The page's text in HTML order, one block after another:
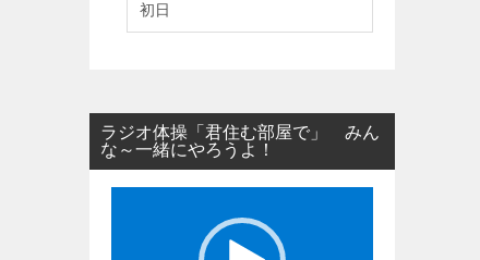
初日
ラジオ体操「君住む部屋で」 みん
な～一緒にやろうよ！